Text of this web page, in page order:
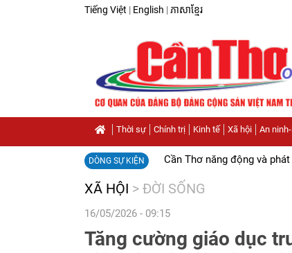
Tiếng Việt | English | ភាសាខ្មែរ
Thời sự Chính trị Kinh tế Xã hội An
DÒNG SỰ KIỆN Cần Thơ năng động và
XÃ HỘI > ĐỜI SỐNG
16/05/2026 - 09:15
Tăng cường giáo dục